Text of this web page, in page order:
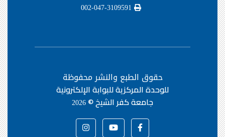
حقوق الطبع والنشر محفوظة
للوحدة المركزية للبوابة الإلكترونية
جامعة كفر الشيخ ©2026